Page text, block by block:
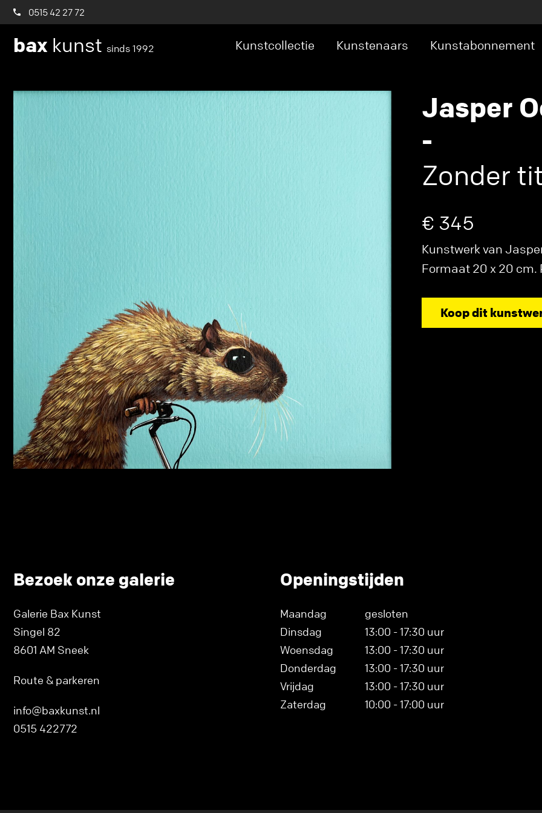
0515 42 27 72
bax kunst sinds 1992 Kunstcollectie Kunstenaars Kunstabonnement
Jasper
-
Zonder
€ 345
Kunstwerk van
Formaat 20 x 20 cm.
Koop dit
Bezoek onze galerie
Galerie Bax Kunst
Singel 82
8601 AM Sneek
Route & parkeren
info@baxkunst.nl
0515 422772
Openingstijden
Maandag
gesloten
Dinsdag
13:00 - 17:30 uur
Woensdag
13:00 - 17:30 uur
Donderdag
13:00 - 17:30 uur
Vrijdag
13:00 - 17:30 uur
Zaterdag
10:00 - 17:00 uur